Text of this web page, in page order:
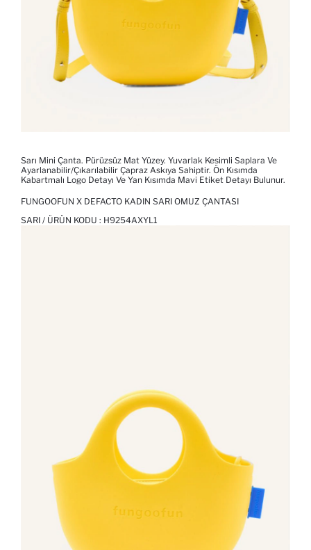
Sarı Mini Çanta. Pürüzsüz Mat Yüzey. Yuvarlak Kesimli Saplara Ve
Ayarlanabilir/çıkarılabilir Çapraz Askıya Sahiptir. Ön Kısımda
Kabartmalı Logo Detayı Ve Yan Kısımda Mavi Etiket Detayı Bulunur.
FUNGOOFUN X DEFACTO KADIN SARI OMUZ ÇANTASI
SARI / ÜRÜN KODU : H9254AXYL1